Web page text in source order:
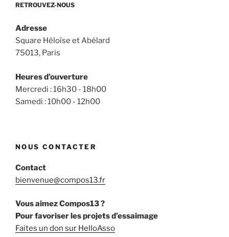
RETROUVEZ-NOUS
Adresse
Square Héloïse et Abélard
75013, Paris
Heures d’ouverture
Mercredi : 16h30 - 18h00
Samedi : 10h00 - 12h00
NOUS CONTACTER
Contact
bienvenue@compos13.fr
Vous aimez Compos13 ?
Pour favoriser les projets d’essaimage
Faites un don sur HelloAsso